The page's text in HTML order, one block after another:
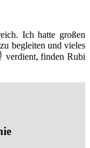
Ich hatte großen
begleiten und vieles
verdient, finden Rubi